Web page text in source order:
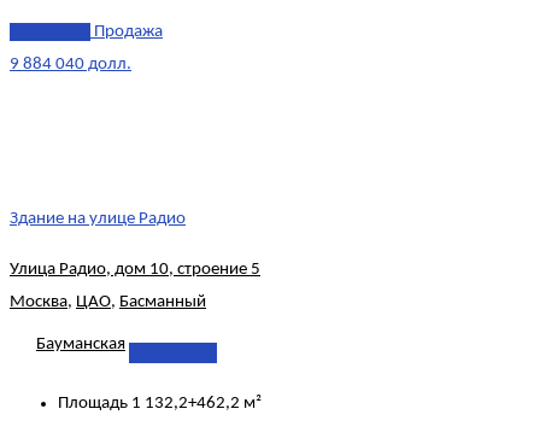
Продажа
9 884 040 долл.
Здание на улице Радио
Улица Радио, дом 10, строение 5
Москва, ЦАО, Басманный
Бауманская
Площадь 1 132,2+462,2 м²